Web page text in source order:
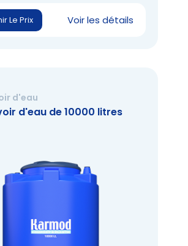
Le Prix Voir les détails
d'eau
d'eau de 10000 litres